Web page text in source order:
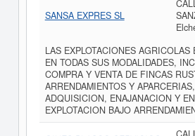
SANSA EXPRES SL
LAS EXPLOTACIONES AGRICOLAS
EN TODAS SUS MODALIDADES,
COMPRA Y VENTA DE FINCAS
ARRENDAMIENTOS Y
ADQUISICION, ENAJANACION Y
EXPLOTACION BAJO